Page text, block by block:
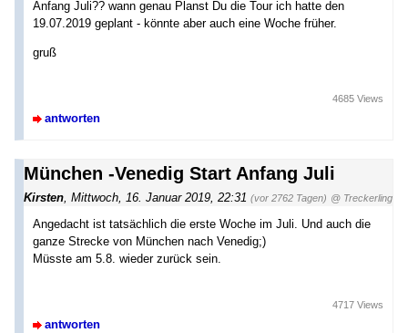
Anfang Juli?? wann genau Planst Du die Tour ich hatte den
19.07.2019 geplant - könnte aber auch eine Woche früher.
gruß
antworten
4685 Views
München -Venedig Start Anfang Juli
Kirsten, Mittwoch, 16. Januar 2019, 22:31 (vor 2762 Tagen) @ Treckerling
Angedacht ist tatsächlich die erste Woche im Juli. Und auch die
ganze Strecke von München nach Venedig;)
Müsste am 5.8. wieder zurück sein.
antworten
4717 Views